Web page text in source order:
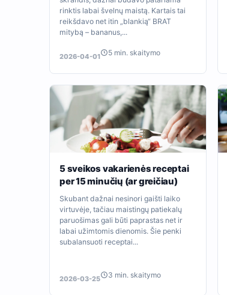
rinktis labai švelnų maistą. Kartais tai
reikšdavo net itin „blankią“ BRAT
mitybą – bananus,...
2026-04-01 5 min. skaitymo
5 sveikos vakarienės receptai
per 15 minučių (ar greičiau)
Skubant dažnai nesinori gaišti laiko
virtuvėje, tačiau maistingų patiekalų
paruošimas gali būti paprastas net ir
labai užimtomis dienomis. Šie penki
subalansuoti receptai...
2026-03-25 3 min. skaitymo